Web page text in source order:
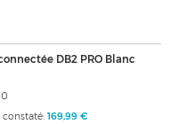
DB2 PRO Blanc
constaté: 169,99 €